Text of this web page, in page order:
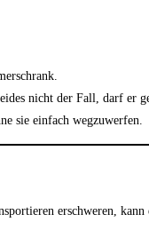
nicht der Fall, darf er
sie einfach wegzuwerfen.
erschweren,